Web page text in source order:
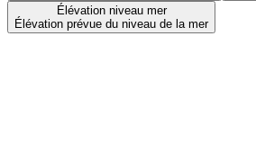
Élévation niveau mer
Élévation prévue du niveau de la mer